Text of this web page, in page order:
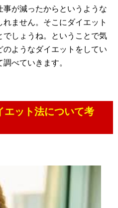
が減ったからというような
ません。そこにダイエット
しょうね。ということで気
ようなダイエットをしてい
べていきます。
エット法について考